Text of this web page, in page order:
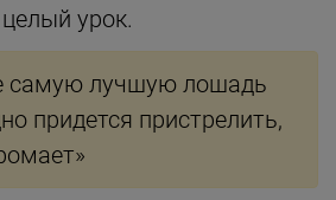
урок.
самую лучшую лошадь
придется пристрелить,